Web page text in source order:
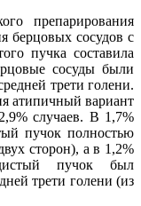
препарирования
берцовых сосудов с
пучка составила
сосуды были
трети голени.
атипичный вариант
случаев. В 1,7%
пучок полностью
сторон), а в 1,2%
пучок был
трети голени (из